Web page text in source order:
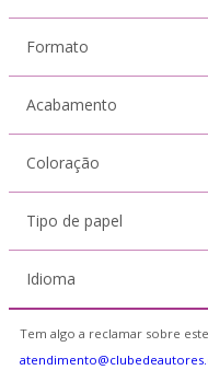
Formato
Acabamento
Coloração
Tipo de papel
Idioma
Tem algo a reclamar sobre